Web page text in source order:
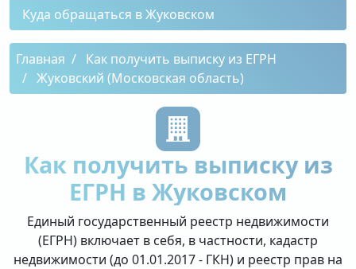
Куда обращаться в Жуковском
Главная
Как получить выписку из ЕГРН
Жуковский (Московская область)
Как получить выписку из
ЕГРН в Жуковском
Единый государственный реестр недвижимости
(ЕГРН) включает в себя, в частности, кадастр
недвижимости (до 01.01.2017 - ГКН) и реестр прав на